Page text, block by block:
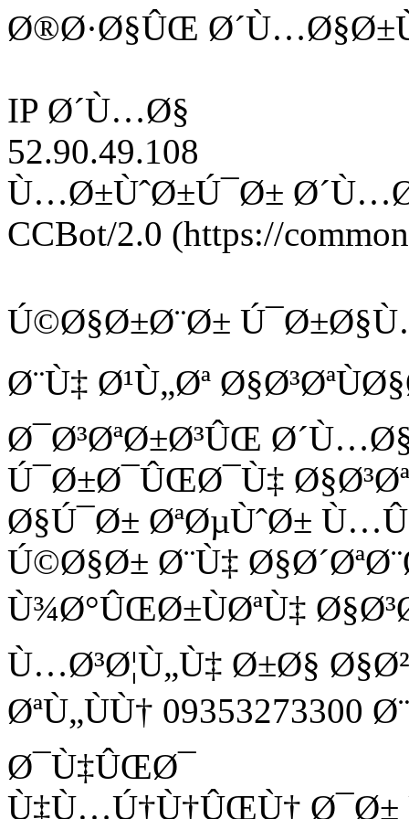
Ø®Ø·Ø§ÛŒ
IP Ø´Ù…Ø§
52.90.49.108
Ù…Ø±ÙˆØ±Ú¯Ø±
CCBot/2.0 (https://
Ú©Ø§Ø±Ø¨Ø±
Ø¨Ù‡ Ø¹Ù„Øª
Ø¯Ø³ØªØ±Ø³ÛŒ
Ú¯Ø±Ø¯ÛŒØ¯Ù‡ Ø§Ø³Øª
Ø§Ú¯Ø± ØªØµÙˆØ±
Ú©Ø§Ø± Ø¨Ù‡
Ù¾Ø°ÛŒØ±ÙØªÙ‡
Ù…Ø³Ø¦Ù„Ù‡ Ø±Ø§
ØªÙ„ÙÙ†
Ø¯Ù‡ÛŒØ¯
Ù‡Ù…Ú†Ù†ÛŒÙ† Ø¯Ø±